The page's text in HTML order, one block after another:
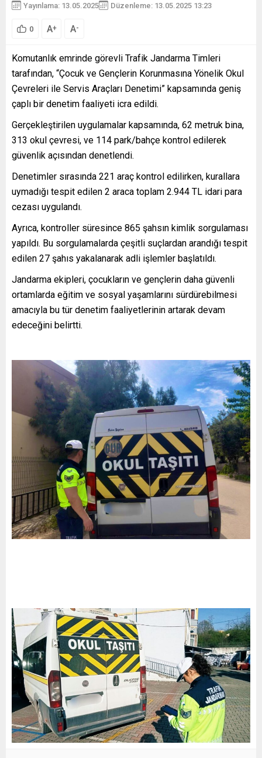
Yayınlama: 13.05.2025 Düzenleme: 13.05.2025 13:23
0 A+ A-
Komutanlık emrinde görevli Trafik Jandarma Timleri
tarafından, “Çocuk ve Gençlerin Korunmasına Yönelik Okul
Çevreleri ile Servis Araçları Denetimi” kapsamında geniş
çaplı bir denetim faaliyeti icra edildi.
Gerçekleştirilen uygulamalar kapsamında, 62 metruk bina,
313 okul çevresi, ve 114 park/bahçe kontrol edilerek
güvenlik açısından denetlendi.
Denetimler sırasında 221 araç kontrol edilirken, kurallara
uymadığı tespit edilen 2 araca toplam 2.944 TL idari para
cezası uygulandı.
Ayrıca, kontroller süresince 865 şahsın kimlik sorgulaması
yapıldı. Bu sorgulamalarda çeşitli suçlardan arandığı tespit
edilen 27 şahıs yakalanarak adli işlemler başlatıldı.
Jandarma ekipleri, çocukların ve gençlerin daha güvenli
ortamlarda eğitim ve sosyal yaşamlarını sürdürebilmesi
amacıyla bu tür denetim faaliyetlerinin artarak devam
edeceğini belirtti.